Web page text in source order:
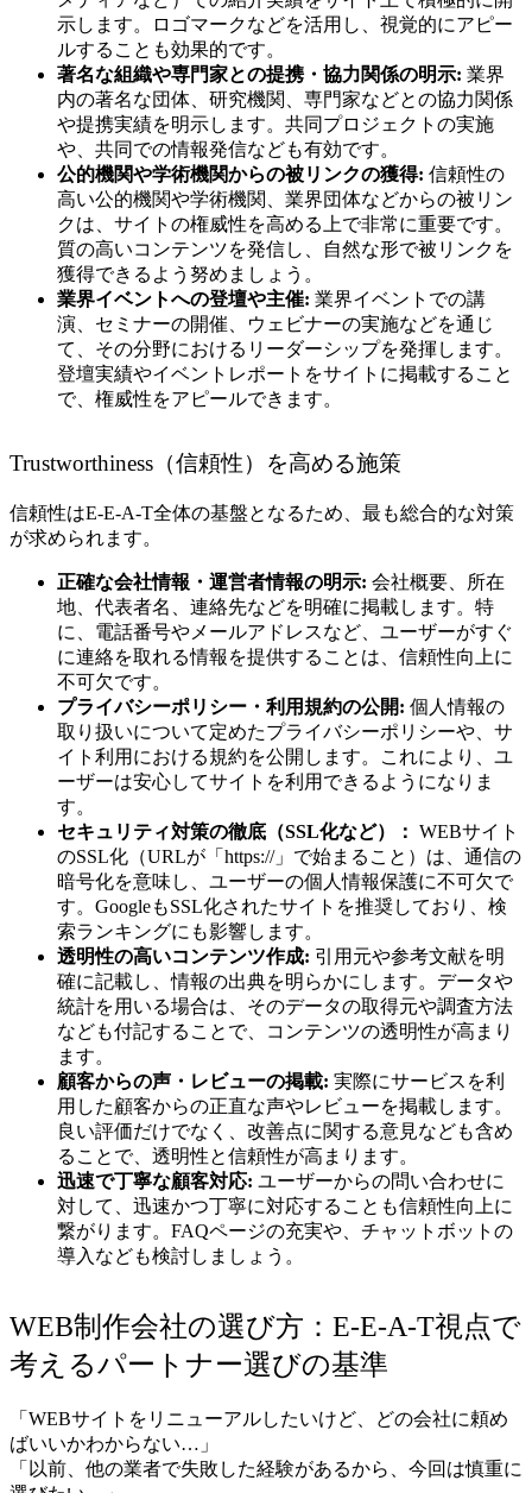
示します。ロゴマークなどを活用し、視覚的にアピー
ルすることも効果的です。
著名な組織や専門家との提携・協力関係の明示: 業界
内の著名な団体、研究機関、専門家などとの協力関係
や提携実績を明示します。共同プロジェクトの実施
や、共同での情報発信なども有効です。
公的機関や学術機関からの被リンクの獲得: 信頼性の
高い公的機関や学術機関、業界団体などからの被リン
クは、サイトの権威性を高める上で非常に重要です。
質の高いコンテンツを発信し、自然な形で被リンクを
獲得できるよう努めましょう。
業界イベントへの登壇や主催: 業界イベントでの講
演、セミナーの開催、ウェビナーの実施などを通じ
て、その分野におけるリーダーシップを発揮します。
登壇実績やイベントレポートをサイトに掲載すること
で、権威性をアピールできます。
Trustworthiness（信頼性）を高める施策
信頼性はE-E-A-T全体の基盤となるため、最も総合的な対策
が求められます。
正確な会社情報・運営者情報の明示: 会社概要、所在
地、代表者名、連絡先などを明確に掲載します。特
に、電話番号やメールアドレスなど、ユーザーがすぐ
に連絡を取れる情報を提供することは、信頼性向上に
不可欠です。
プライバシーポリシー・利用規約の公開: 個人情報の
取り扱いについて定めたプライバシーポリシーや、サ
イト利用における規約を公開します。これにより、ユ
ーザーは安心してサイトを利用できるようになりま
す。
セキュリティ対策の徹底（SSL化など）： WEBサイト
のSSL化（URLが「https://」で始まること）は、通信の
暗号化を意味し、ユーザーの個人情報保護に不可欠で
す。GoogleもSSL化されたサイトを推奨しており、検
索ランキングにも影響します。
透明性の高いコンテンツ作成: 引用元や参考文献を明
確に記載し、情報の出典を明らかにします。データや
統計を用いる場合は、そのデータの取得元や調査方法
なども付記することで、コンテンツの透明性が高まり
ます。
顧客からの声・レビューの掲載: 実際にサービスを利
用した顧客からの正直な声やレビューを掲載します。
良い評価だけでなく、改善点に関する意見なども含め
ることで、透明性と信頼性が高まります。
迅速で丁寧な顧客対応: ユーザーからの問い合わせに
対して、迅速かつ丁寧に対応することも信頼性向上に
繋がります。FAQページの充実や、チャットボットの
導入なども検討しましょう。
WEB制作会社の選び方：E-E-A-T視点で
考えるパートナー選びの基準
「WEBサイトをリニューアルしたいけど、どの会社に頼め
ばいいかわからない…」
「以前、他の業者で失敗した経験があるから、今回は慎重に